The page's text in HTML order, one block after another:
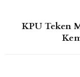
KPU Teken